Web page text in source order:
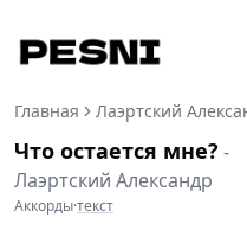
Главная Лаэртский
Что остается мне? -
Лаэртский Александр
Аккорды·текст